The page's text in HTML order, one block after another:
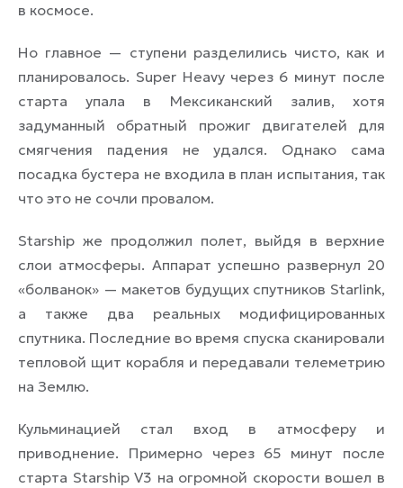
в космосе.
Но главное — ступени разделились чисто, как и
планировалось. Super Heavy через 6 минут после
старта упала в Мексиканский залив, хотя
задуманный обратный прожиг двигателей для
смягчения падения не удался. Однако сама
посадка бустера не входила в план испытания, так
что это не сочли провалом.
Starship же продолжил полет, выйдя в верхние
слои атмосферы. Аппарат успешно развернул 20
«болванок» — макетов будущих спутников Starlink,
а также два реальных модифицированных
спутника. Последние во время спуска сканировали
тепловой щит корабля и передавали телеметрию
на Землю.
Кульминацией стал вход в атмосферу и
приводнение. Примерно через 65 минут после
старта Starship V3 на огромной скорости вошел в